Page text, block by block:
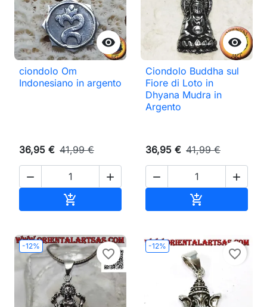

ciondolo Om
Indonesiano in argento
36,95 € 41,99 €
 


Ciondolo Buddha sul
Fiore di Loto in
Dhyana Mudra in
Argento
36,95 € 41,99 €
 

-12%
favorite_border
-12%
favorite_border